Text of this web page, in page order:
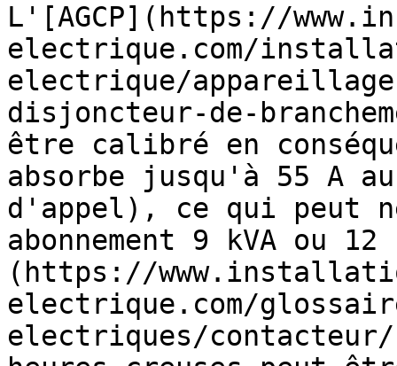
L'[AGCP](https://
electrique.com/
electrique/
disjoncteur-de-
être calibré en
absorbe jusqu'à 55 A
d'appel), ce qui peut
abonnement 9 kVA ou
(https://
electrique.com/
electriques/contacteur/